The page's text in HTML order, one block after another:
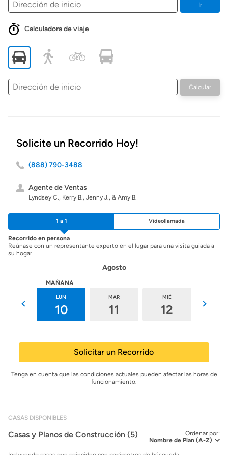
Ir
Calculadora de viaje
Dirección
de
Calcular
Solicite un Recorrido Hoy!
(888) 790-3488
Agente de Ventas
Lyndsey C., Kerry B., Jenny J., & Amy B.
1 a 1 Videollamada
Recorrido en persona
Reúnase con un representante experto en el lugar para una visita guiada a
su hogar
Agosto
MAÑANA
LUN
10
MAR
11
MIÉ
12
Solicitar un Recorrido
Tenga en cuenta que las condiciones actuales pueden afectar las horas de
funcionamiento.
CASAS DISPONIBLES
Ordenar por:
Casas y Planos de Construcción (5)